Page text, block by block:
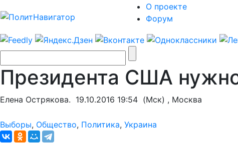
О проекте
Форум
Президента США
Елена Острякова. 19.10.2016 19:54 (Мск) , Москва
Выборы, Общество, Политика, Украина